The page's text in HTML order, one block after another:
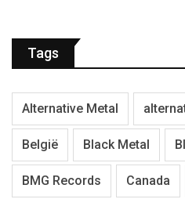
Tags
Alternative Metal
België Black Metal
BMG Records Canada